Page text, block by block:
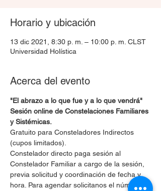
Horario y ubicación
13 dic 2021, 8:30 p. m. – 10:00 p. m. CLST
Universidad Holística
Acerca del evento
"El abrazo a lo que fue y a lo que vendrá"
Sesión online de Constelaciones Familiares
y Sistémicas.
Gratuito para Consteladores Indirectos
(cupos limitados).
Constelador directo paga sesión al
Constelador Familiar a cargo de la sesión,
previa solicitud y coordinación de fecha y
hora. Para agendar solicitanos el número y